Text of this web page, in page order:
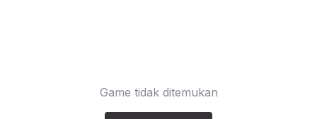
Game tidak ditemukan